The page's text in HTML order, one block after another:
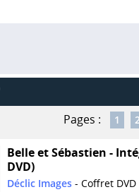
Pages : 1 2
Belle et Sébastien -
DVD)
Déclic Images- Coffret